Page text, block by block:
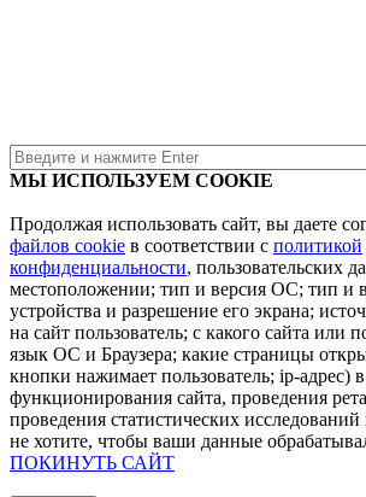
МЫ ИСПОЛЬЗУЕМ COOKIE
Продолжая использовать сайт, вы даете
файлов cookie в соответствии с политикой
конфиденциальности, пользовательских
местоположении; тип и версия ОС; тип и
устройства и разрешение его экрана;
на сайт пользователь; с какого сайта или
язык ОС и Браузера; какие страницы
кнопки нажимает пользователь; ip-адрес)
функционирования сайта, проведения
проведения статистических
не хотите, чтобы ваши данные
ПОКИНУТЬ САЙТ